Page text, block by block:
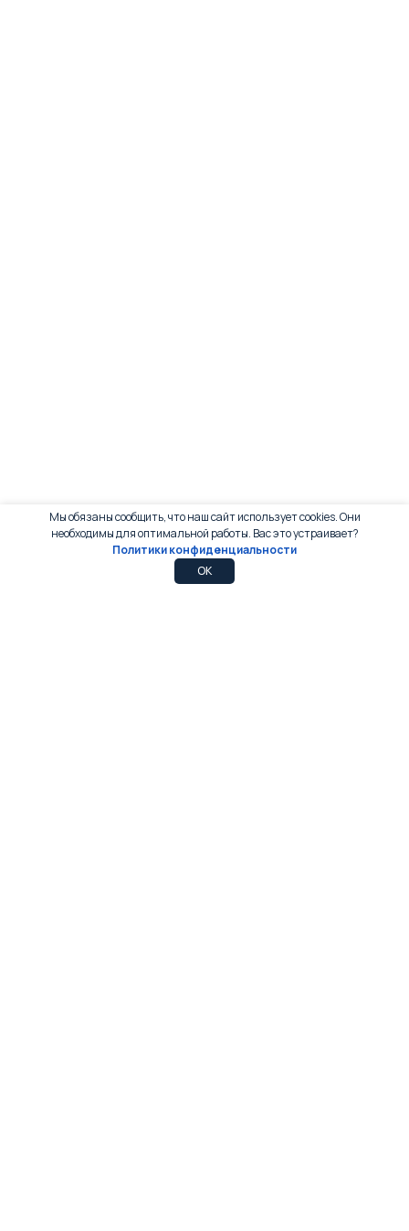
Мы обязаны сообщить, что наш сайт использует cookies. Они
необходимы для оптимальной работы. Вас это устраивает?
Политики конфиденциальности
OK